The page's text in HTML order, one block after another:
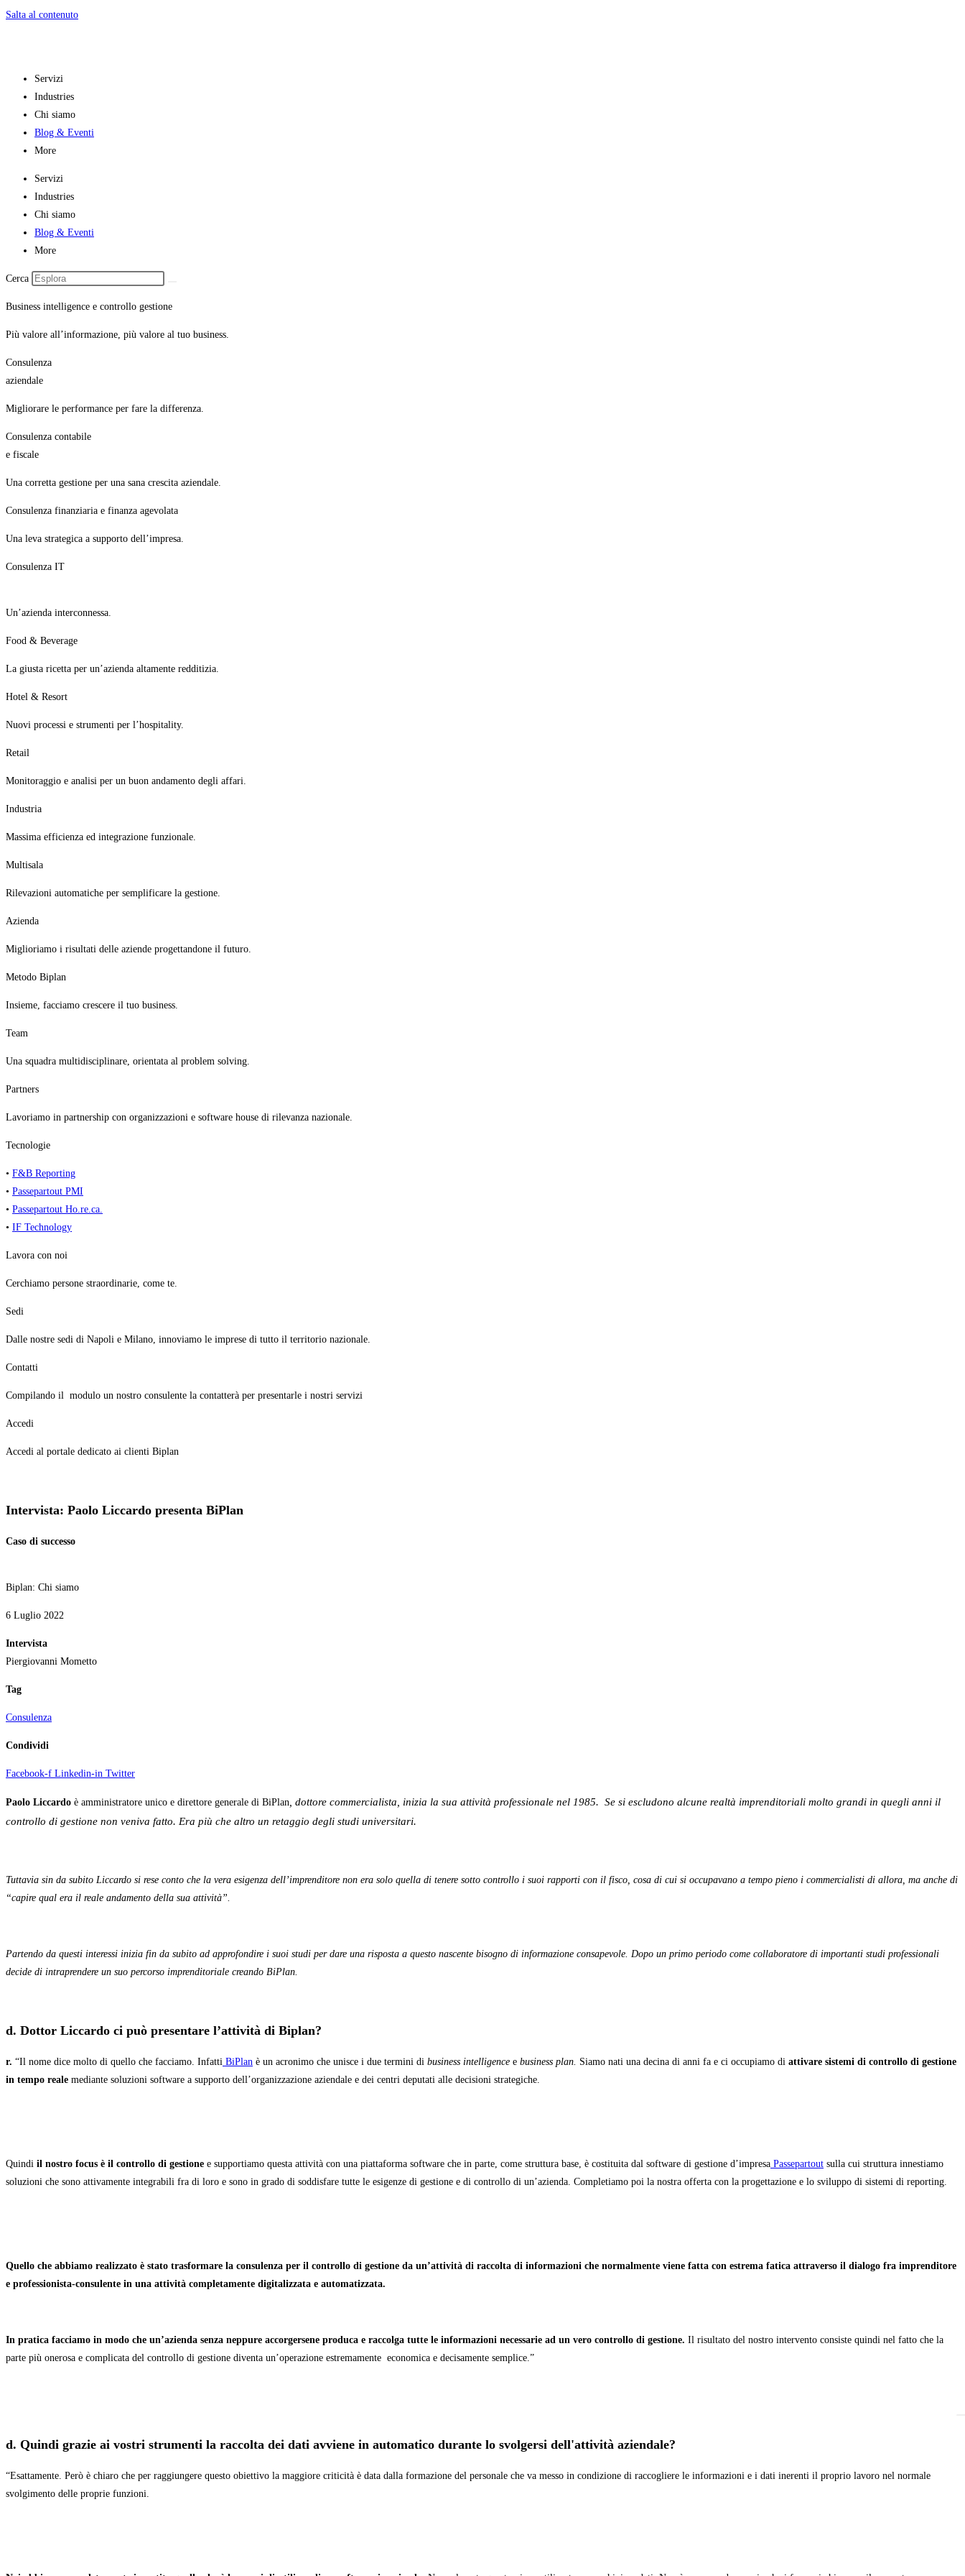
Salta al contenuto
Servizi
Industries
Chi siamo
Blog & Eventi
More
Servizi
Industries
Chi siamo
Blog & Eventi
More
Cerca
Business intelligence e controllo gestione
Più valore all’informazione, più valore al tuo business.
Consulenza
aziendale
Migliorare le performance per fare la differenza.
Consulenza contabile
e fiscale
Una corretta gestione per una sana crescita aziendale.
Consulenza finanziaria e finanza agevolata
Una leva strategica a supporto dell’impresa.
Consulenza IT
Un’azienda interconnessa.
Food & Beverage
La giusta ricetta per un’azienda altamente redditizia.
Hotel & Resort
Nuovi processi e strumenti per l’hospitality.
Retail
Monitoraggio e analisi per un buon andamento degli affari.
Industria
Massima efficienza ed integrazione funzionale.
Multisala
Rilevazioni automatiche per semplificare la gestione.
Azienda
Miglioriamo i risultati delle aziende progettandone il futuro.
Metodo Biplan
Insieme, facciamo crescere il tuo business.
Team
Una squadra multidisciplinare, orientata al problem solving.
Partners
Lavoriamo in partnership con organizzazioni e software house di rilevanza nazionale.
Tecnologie
• F&B Reporting
• Passepartout PMI
• Passepartout Ho.re.ca.
• IF Technology
Lavora con noi
Cerchiamo persone straordinarie, come te.
Sedi
Dalle nostre sedi di Napoli e Milano, innoviamo le imprese di tutto il territorio nazionale.
Contatti
Compilando il modulo un nostro consulente la contatterà per presentarle i nostri servizi
Accedi
Accedi al portale dedicato ai clienti Biplan
Intervista: Paolo Liccardo presenta BiPlan
Caso di successo
Biplan: Chi siamo
6 Luglio 2022
Intervista
Piergiovanni Mometto
Tag
Consulenza
Condividi
Facebook-f Linkedin-in Twitter
Paolo Liccardo è amministratore unico e direttore generale di BiPlan , dottore commercialista, inizia la sua attività professionale nel 1985. Se si escludono alcune realtà imprenditoriali molto grandi in quegli anni il
controllo di gestione non veniva fatto. Era più che altro un retaggio degli studi universitari.
Tuttavia sin da subito Liccardo si rese conto che la vera esigenza dell’imprenditore non era solo quella di tenere sotto controllo i suoi rapporti con il fisco, cosa di cui si occupavano a tempo pieno i commercialisti di allora, ma anche di
“capire qual era il reale andamento della sua attività”.
Partendo da questi interessi inizia fin da subito ad approfondire i suoi studi per dare una risposta a questo nascente bisogno di informazione consapevole. Dopo un primo periodo come collaboratore di importanti studi professionali
decide di intraprendere un suo percorso imprenditoriale creando BiPlan.
d. Dottor Liccardo ci può presentare l’attività di Biplan?
r. “Il nome dice molto di quello che facciamo. Infatti BiPlan è un acronimo che unisce i due termini di business intelligence e business plan. Siamo nati una decina di anni fa e ci occupiamo di attivare sistemi di controllo di gestione
in tempo reale mediante soluzioni software a supporto dell’organizzazione aziendale e dei centri deputati alle decisioni strategiche.
Quindi il nostro focus è il controllo di gestione e supportiamo questa attività con una piattaforma software che in parte, come struttura base, è costituita dal software di gestione d’impresa Passepartout sulla cui struttura innestiamo
soluzioni che sono attivamente integrabili fra di loro e sono in grado di soddisfare tutte le esigenze di gestione e di controllo di un’azienda. Completiamo poi la nostra offerta con la progettazione e lo sviluppo di sistemi di reporting.
Quello che abbiamo realizzato è stato trasformare la consulenza per il controllo di gestione da un’attività di raccolta di informazioni che normalmente viene fatta con estrema fatica attraverso il dialogo fra imprenditore
e professionista-consulente in una attività completamente digitalizzata e automatizzata.
In pratica facciamo in modo che un’azienda senza neppure accorgersene produca e raccolga tutte le informazioni necessarie ad un vero controllo di gestione. Il risultato del nostro intervento consiste quindi nel fatto che la
parte più onerosa e complicata del controllo di gestione diventa un’operazione estremamente economica e decisamente semplice.”
d. Quindi grazie ai vostri strumenti la raccolta dei dati avviene in automatico durante lo svolgersi dell'attività aziendale?
“Esattamente. Però è chiaro che per raggiungere questo obiettivo la maggiore criticità è data dalla formazione del personale che va messo in condizione di raccogliere le informazioni e i dati inerenti il proprio lavoro nel normale
svolgimento delle proprie funzioni.